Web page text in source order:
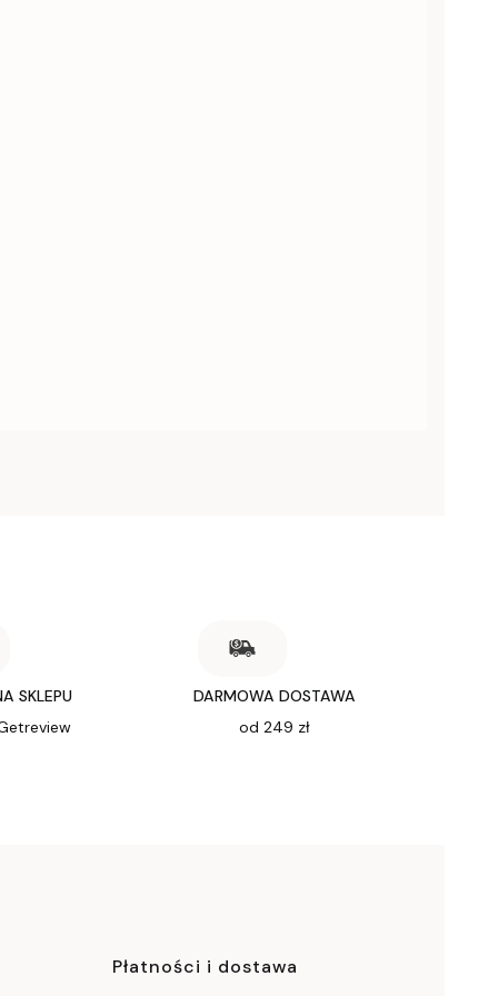
SKLEPU
DARMOWA DOSTAWA
od 249 zł
Płatności i dostawa